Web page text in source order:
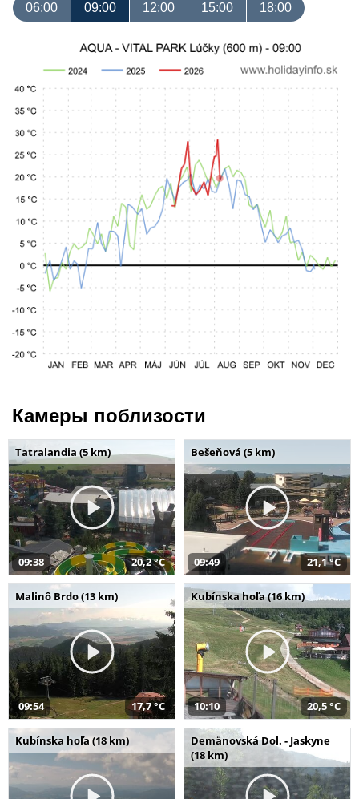
06:00 09:00 12:00 15:00 18:00
Камеры поблизости
Tatralandia (5 km)
09:38 20,2 °C
Bešeňová (5 km)
09:49 21,1 °C
Malinô Brdo (13 km)
09:54 17,7 °C
Kubínska hoľa (16 km)
10:10 20,5 °C
Kubínska hoľa (18 km)
Demänovská Dol. - Jaskyne
(18 km)